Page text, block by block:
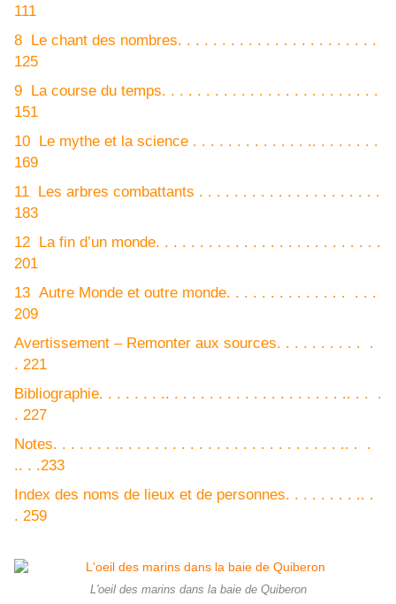
111
8 Le chant des nombres. . . . . . . . . . . . . . . . . . . . . . .
125
9 La course du temps. . . . . . . . . . . . . . . . . . . . . . . . .
151
10 Le mythe et la science . . . . . . . . . . . . . .. . . . . . . .
169
11 Les arbres combattants . . . . . . . . . . . . . . . . . . . . .
183
12 La fin d’un monde. . . . . . . . . . . . . . . . . . . . . . . . . .
201
13 Autre Monde et outre monde. . . . . . . . . . . . . . . . .
209
Avertissement – Remonter aux sources. . . . . . . . . . .
. 221
Bibliographie. . . . . . . .. . . . . . . . . . . . . . . . . . . . .. . . .
. 227
Notes. . . . . . . .. . . . . . . . . . . . . . . . . . . . . . . . . .. . .
.. . .233
Index des noms de lieux et de personnes. . . . . . . . .. .
. 259
L'oeil des marins dans la baie de Quiberon